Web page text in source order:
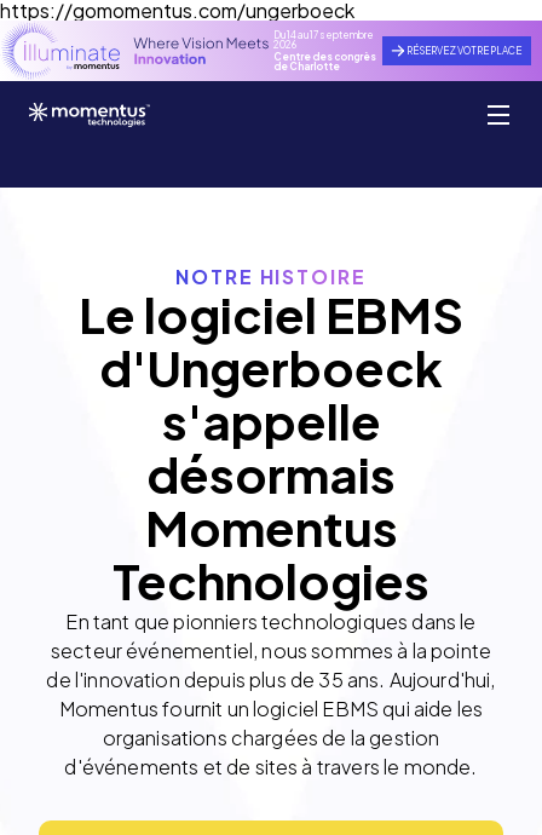
https://gomomentus.com/ungerboeck
Du 14 au 17 septembre
2026
Centre des congrès
de Charlotte
RÉSERVEZ VOTRE PLACE
NOTRE HISTOIRE
Le logiciel EBMS
d'Ungerboeck
s'appelle
désormais
Momentus
Technologies
En tant que pionniers technologiques dans le
secteur événementiel, nous sommes à la pointe
de l'innovation depuis plus de 35 ans. Aujourd'hui,
Momentus fournit un logiciel EBMS qui aide les
organisations chargées de la gestion
d'événements et de sites à travers le monde.